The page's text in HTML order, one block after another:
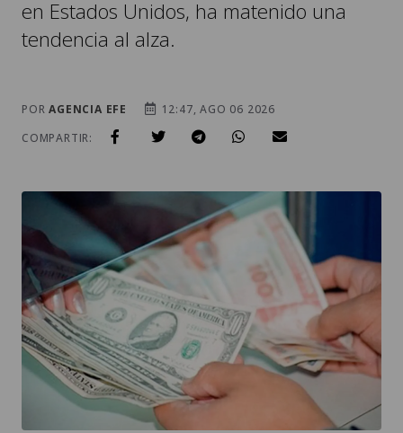
REMESAS-FAMILIARES-EMISORAS-UNIDAS / FOTO: